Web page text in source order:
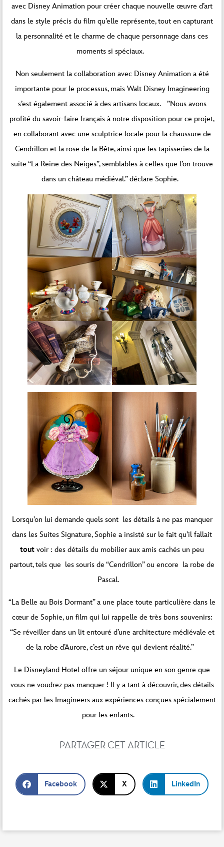
avec Disney Animation pour créer chaque nouvelle œuvre d’art
dans le style précis du film qu’elle représente, tout en capturant
la personnalité et le charme de chaque personnage dans ces
moments si spéciaux.
Non seulement la collaboration avec Disney Animation a été
importante pour le processus, mais Walt Disney Imagineering
s’est également associé à des artisans locaux. ”Nous avons
profité du savoir-faire français à notre disposition pour ce projet,
en collaborant avec une sculptrice locale pour la chaussure de
Cendrillon et la rose de la Bête, ainsi que les tapisseries de la
suite “La Reine des Neiges”, semblables à celles que l’on trouve
dans un château médiéval.” déclare Sophie.
Lorsqu’on lui demande quels sont les détails à ne pas manquer
dans les Suites Signature, Sophie a insisté sur le fait qu’il fallait
tout voir : des détails du mobilier aux amis cachés un peu
partout, tels que les souris de “Cendrillon” ou encore la robe de
Pascal.
“La Belle au Bois Dormant” a une place toute particulière dans le
cœur de Sophie, un film qui lui rappelle de très bons souvenirs:
“Se réveiller dans un lit entouré d’une architecture médiévale et
de la robe d’Aurore, c’est un rêve qui devient réalité.”
Le Disneyland Hotel offre un séjour unique en son genre que
vous ne voudrez pas manquer ! Il y a tant à découvrir, des détails
cachés par les Imagineersaux expériences conçues spécialement
pour les enfants.
PARTAGER CET ARTICLE
Facebook X LinkedIn